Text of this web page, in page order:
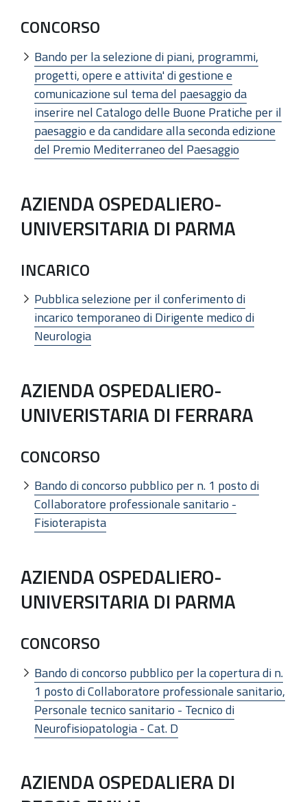
CONCORSO
Bando per la selezione di piani, programmi,
progetti, opere e attivita' di gestione e
comunicazione sul tema del paesaggio da
inserire nel Catalogo delle Buone Pratiche per il
paesaggio e da candidare alla seconda edizione
del Premio Mediterraneo del Paesaggio
AZIENDA OSPEDALIERO-
UNIVERSITARIA DI PARMA
INCARICO
Pubblica selezione per il conferimento di
incarico temporaneo di Dirigente medico di
Neurologia
AZIENDA OSPEDALIERO-
UNIVERISTARIA DI FERRARA
CONCORSO
Bando di concorso pubblico per n. 1 posto di
Collaboratore professionale sanitario -
Fisioterapista
AZIENDA OSPEDALIERO-
UNIVERSITARIA DI PARMA
CONCORSO
Bando di concorso pubblico per la copertura di n.
1 posto di Collaboratore professionale sanitario,
Personale tecnico sanitario - Tecnico di
Neurofisiopatologia - Cat. D
AZIENDA OSPEDALIERA DI